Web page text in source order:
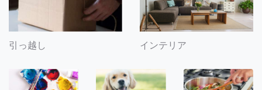
引っ越し インテリア